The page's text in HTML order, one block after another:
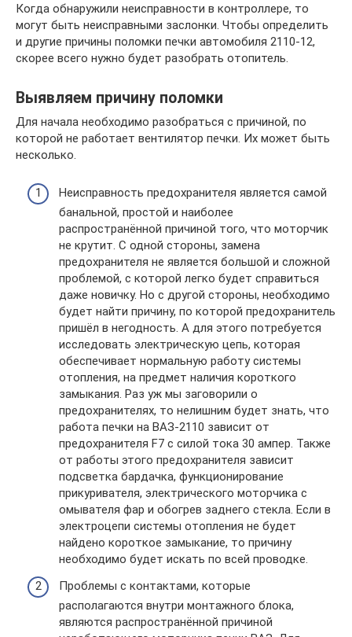
Когда обнаружили неисправности в контроллере, то
могут быть неисправными заслонки. Чтобы определить
и другие причины поломки печки автомобиля 2110-12,
скорее всего нужно будет разобрать отопитель.
Выявляем причину поломки
Для начала необходимо разобраться с причиной, по
которой не работает вентилятор печки. Их может быть
несколько.
Неисправность предохранителя является самой
банальной, простой и наиболее
распространённой причиной того, что моторчик
не крутит. С одной стороны, замена
предохранителя не является большой и сложной
проблемой, с которой легко будет справиться
даже новичку. Но с другой стороны, необходимо
будет найти причину, по которой предохранитель
пришёл в негодность. А для этого потребуется
исследовать электрическую цепь, которая
обеспечивает нормальную работу системы
отопления, на предмет наличия короткого
замыкания. Раз уж мы заговорили о
предохранителях, то нелишним будет знать, что
работа печки на ВАЗ-2110 зависит от
предохранителя F7 с силой тока 30 ампер. Также
от работы этого предохранителя зависит
подсветка бардачка, функционирование
прикуривателя, электрического моторчика с
омывателя фар и обогрев заднего стекла. Если в
электроцепи системы отопления не будет
найдено короткое замыкание, то причину
необходимо будет искать по всей проводке.
Проблемы с контактами, которые
располагаются внутри монтажного блока,
являются распространённой причиной